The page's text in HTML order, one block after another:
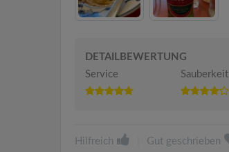
DETAILBEWERTUNG
Service
Sauberkeit
Hilfreich Gut geschrieben